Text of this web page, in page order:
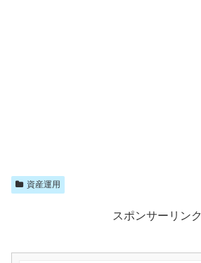
資産運用
スポンサーリンク